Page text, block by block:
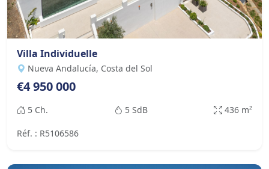
Villa Individuelle
Nueva Andalucía, Costa del Sol
€4 950 000
5 Ch. 5 SdB 436 m²
Réf. : R5106586